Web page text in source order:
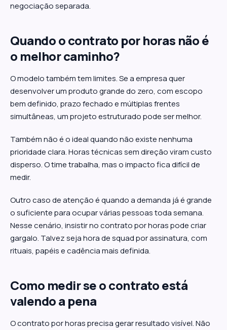
negociação separada.
Quando o contrato por horas não é
o melhor caminho?
O modelo também tem limites. Se a empresa quer
desenvolver um produto grande do zero, com escopo
bem definido, prazo fechado e múltiplas frentes
simultâneas, um projeto estruturado pode ser melhor.
Também não é o ideal quando não existe nenhuma
prioridade clara. Horas técnicas sem direção viram custo
disperso. O time trabalha, mas o impacto fica difícil de
medir.
Outro caso de atenção é quando a demanda já é grande
o suficiente para ocupar várias pessoas toda semana.
Nesse cenário, insistir no contrato por horas pode criar
gargalo. Talvez seja hora de squad por assinatura, com
rituais, papéis e cadência mais definida.
Como medir se o contrato está
valendo a pena
O contrato por horas precisa gerar resultado visível. Não